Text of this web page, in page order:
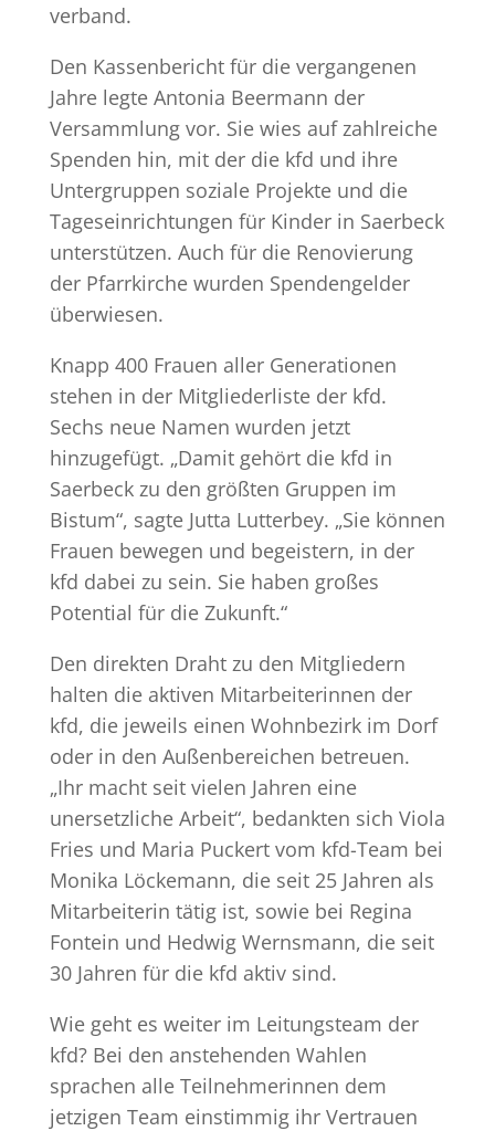
verband.
Den Kassenbericht für die vergangenen
Jahre legte Antonia Beermann der
Versammlung vor. Sie wies auf zahlreiche
Spenden hin, mit der die kfd und ihre
Untergruppen soziale Projekte und die
Tageseinrichtungen für Kinder in Saerbeck
unterstützen. Auch für die Renovierung
der Pfarrkirche wurden Spendengelder
überwiesen.
Knapp 400 Frauen aller Generationen
stehen in der Mitgliederliste der kfd.
Sechs neue Namen wurden jetzt
hinzugefügt. „Damit gehört die kfd in
Saerbeck zu den größten Gruppen im
Bistum“, sagte Jutta Lutterbey. „Sie können
Frauen bewegen und begeistern, in der
kfd dabei zu sein. Sie haben großes
Potential für die Zukunft.“
Den direkten Draht zu den Mitgliedern
halten die aktiven Mitarbeiterinnen der
kfd, die jeweils einen Wohnbezirk im Dorf
oder in den Außenbereichen betreuen.
„Ihr macht seit vielen Jahren eine
unersetzliche Arbeit“, bedankten sich Viola
Fries und Maria Puckert vom kfd-Team bei
Monika Löckemann, die seit 25 Jahren als
Mitarbeiterin tätig ist, sowie bei Regina
Fontein und Hedwig Wernsmann, die seit
30 Jahren für die kfd aktiv sind.
Wie geht es weiter im Leitungsteam der
kfd? Bei den anstehenden Wahlen
sprachen alle Teilnehmerinnen dem
jetzigen Team einstimmig ihr Vertrauen